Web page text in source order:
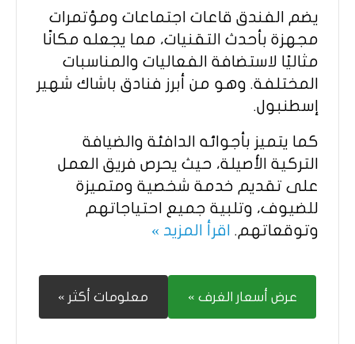
يضم الفندق قاعات اجتماعات ومؤتمرات
مجهزة بأحدث التقنيات، مما يجعله مكانًا
مثاليًا لاستضافة الفعاليات والمناسبات
المختلفة. وهو من أبرز فنادق باشاك شهير
إسطنبول.
كما يتميز بأجوائه الدافئة والضيافة
التركية الأصيلة، حيث يحرص فريق العمل
على تقديم خدمة شخصية ومتميزة
للضيوف، وتلبية جميع احتياجاتهم
وتوقعاتهم. اقرأ المزيد »
عرض أسعار الغرف » معلومات أكثر »